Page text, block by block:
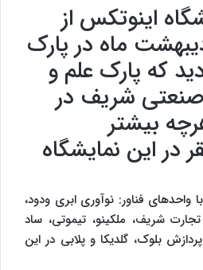
اینوتکس از
۱۸ تا ۲۱ اردیبهشت ماه در پارک
که پارک علم و
صنعتی شریف در
بیشتر
این نمایشگاه
فناور: نوآوری ابری ودود،
شریف، ملکینو، تیموتی، ساد
پردازش بلوک، گلدیکا و پلابی در این